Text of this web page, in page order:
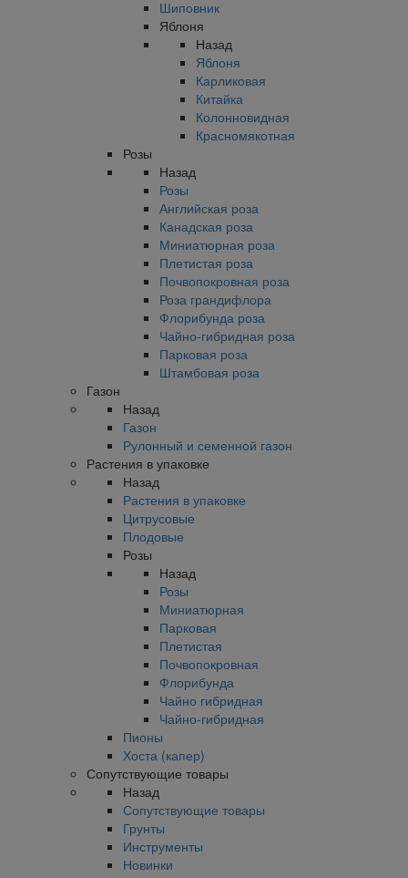
Шиповник
Яблоня
Назад
Яблоня
Карликовая
Китайка
Колонновидная
Красномякотная
Розы
Назад
Розы
Английская роза
Канадская роза
Миниатюрная роза
Плетистая роза
Почвопокровная роза
Роза грандифлора
Флорибунда роза
Чайно-гибридная роза
Парковая роза
Штамбовая роза
Газон
Назад
Газон
Рулонный и семенной газон
Растения в упаковке
Назад
Растения в упаковке
Цитрусовые
Плодовые
Розы
Назад
Розы
Миниатюрная
Парковая
Плетистая
Почвопокровная
Флорибунда
Чайно гибридная
Чайно-гибридная
Пионы
Хоста (капер)
Сопутствующие товары
Назад
Сопутствующие товары
Грунты
Инструменты
Новинки